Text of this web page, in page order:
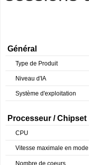
Général
Type de Produit
Niveau d'IA
Système d'exploitation
Processeur / Chipset
CPU
Vitesse maximale en
Nombre de coeurs